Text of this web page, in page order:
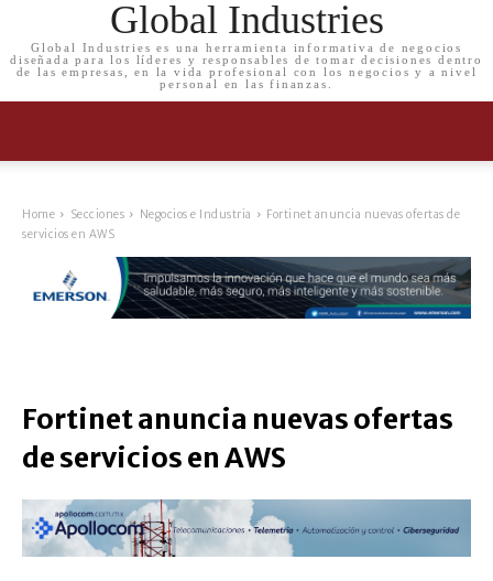
Global Industries
Global Industries es una herramienta informativa de negocios
diseñada para los líderes y responsables de tomar decisiones dentro
de las empresas, en la vida profesional con los negocios y a nivel
personal en las finanzas.
Home Secciones Negocios e Industria
Fortinet anuncia nuevas ofertas de
servicios en AWS
Fortinet anuncia nuevas ofertas
de servicios en AWS